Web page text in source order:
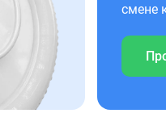
смене